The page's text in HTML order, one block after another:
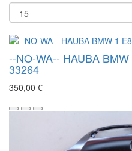
--NO-WA-- HAUBA
33264
350,00 €